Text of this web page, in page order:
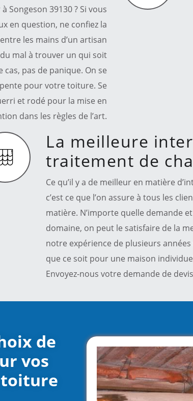
39130 ? Si vous
en question, ne confiez la
les mains d’un artisan
mal à trouver un qui soit
cas, pas de panique. On se
pour votre toiture. Se
et rodé pour la mise en
dans les règles de l’art.
La meilleure
traitement de
Ce qu’il y a de meilleur en matière
c’est ce que l’on assure à tous les
matière. N’importe quelle demande
domaine, on peut le satisfaire de la
notre expérience de plusieurs
que ce soit pour une maison
Envoyez-nous votre demande de
de
vos